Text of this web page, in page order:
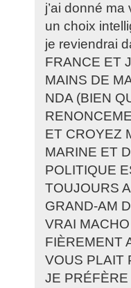
j’ai donné
un choix
je reviendrai
FRANCE ET
MAINS DE
NDA (BIEN
ET CROYEZ
MARINE ET
POLITIQUE
TOUJOURS
GRAND-AM
VRAI
FIÈREMENT
VOUS PLAIT
JE